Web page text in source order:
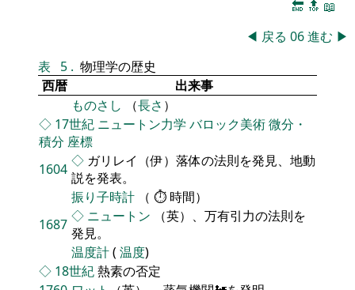
🔚 🔝 📖
◀ 戻る 06進む ▶
表
5 . 物理学の歴史
西暦
出来事
ものさし （長さ ）
◇ 17世紀 ニュートン力学 バロック美術微分・
積分 座標
1604 ◇ ガリレイ（伊）落体の法則を発見、地動
説を発表。
振り子時計 （ ⏱ 時間）
1687 ◇ ニュートン （英）、万有引力の法則を
発見。
温度計( 温度)
◇ 18世紀熱素の否定